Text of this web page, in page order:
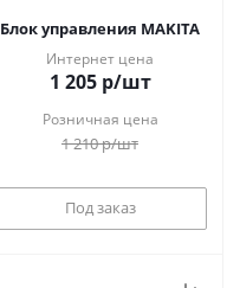
Блок управления MAKITA
Интернет цена
1 205р/шт
Розничная цена
1 210р/шт
Под заказ